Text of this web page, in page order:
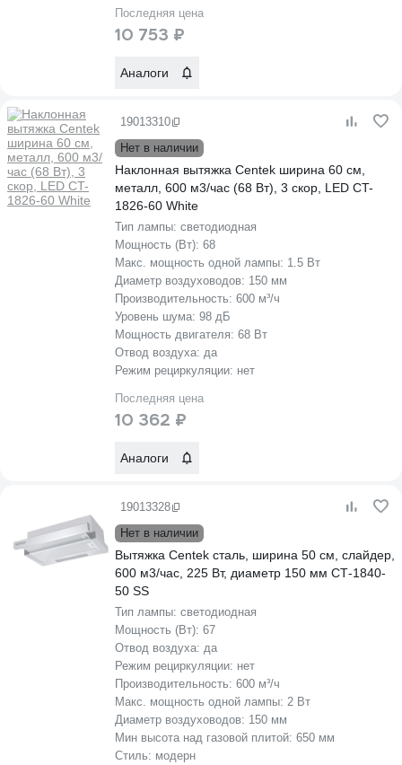
Последняя цена
10 753 ₽
Аналоги
19013310
Нет в наличии
Наклонная вытяжка Centek ширина 60 см,
металл, 600 м3/час (68 Вт), 3 скор, LED CT-
1826-60 White
Тип лампы: светодиодная
Мощность (Вт): 68
Макс. мощность одной лампы: 1.5 Вт
Диаметр воздуховодов: 150 мм
Производительность: 600 м³/ч
Уровень шума: 98 дБ
Мощность двигателя: 68 Вт
Отвод воздуха: да
Режим рециркуляции: нет
Последняя цена
10 362 ₽
Аналоги
19013328
Нет в наличии
Вытяжка Centek сталь, ширина 50 см, слайдер,
600 м3/час, 225 Вт, диаметр 150 мм СТ-1840-
50 SS
Тип лампы: светодиодная
Мощность (Вт): 67
Отвод воздуха: да
Режим рециркуляции: нет
Производительность: 600 м³/ч
Макс. мощность одной лампы: 2 Вт
Диаметр воздуховодов: 150 мм
Мин высота над газовой плитой: 650 мм
Стиль: модерн